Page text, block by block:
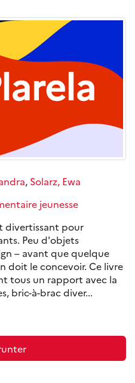
, Solarz, Ewa
jeunesse
divertissant pour
Peu d'objets
– avant que quelque
doit le concevoir. Ce livre
tous un rapport avec la
bric-à-brac diver...